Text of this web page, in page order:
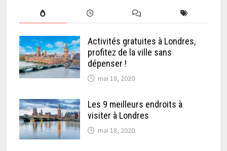
Activités gratuites à Londres,
profitez de la ville sans
dépenser !
mai 18, 2020
Les 9 meilleurs endroits à
visiter à Londres
mai 18, 2020